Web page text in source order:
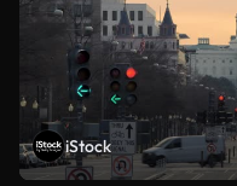
iStock